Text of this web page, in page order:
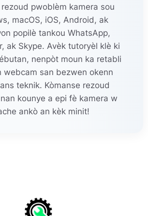
pwoblèm kamera sou
macOS, iOS, Android, ak
popilè tankou WhatsApp,
ak Skype. Avèk tutoryèl klè ki
nenpòt moun ka retabli
webcam san bezwen okenn
teknik. Kòmanse rezoud
kounye a epi fè kamera w
ankò an kèk minit!